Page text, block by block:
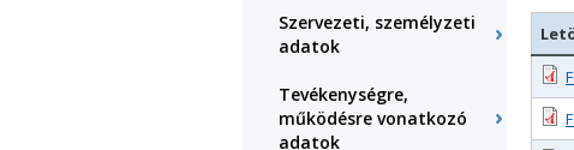
Szervezeti, személyzeti
adatok
Tevékenységre,
működésre vonatkozó
adatok